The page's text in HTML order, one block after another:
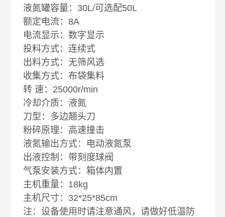
液氮罐容量：30L/可选配50L
额定电流：8A
电流显示：数字显示
投料方式：连续式
出料方式：无筛风选
收集方式：布袋集料
转 速：25000r/min
冷却介质：液氮
刀型：多边翘头刀
粉碎原理：高速撞击
液氮输出方式：电动液氮泵
出液控制：带刻度球阀
气泵安装方式：箱体内置
主机重量：18kg
主机尺寸：32*25*85cm
注：设备使用时请注意通风，请做好低温防